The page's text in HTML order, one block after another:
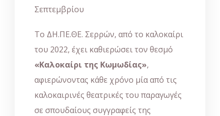
Σεπτεμβρίου
Το ΔΗ.ΠΕ.ΘΕ. Σερρών, από το καλοκαίρι
του 2022, έχει καθιερώσει τον θεσμό
«Καλοκαίρι της Κωμωδίας»,
αφιερώνοντας κάθε χρόνο μία από τις
καλοκαιρινές θεατρικές του παραγωγές
σε σπουδαίους συγγραφείς της